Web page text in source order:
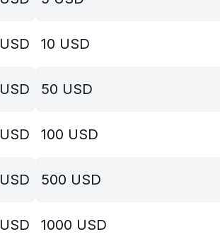
USD
USD
USD
USD
USD
10 USD
50 USD
100 USD
500 USD
1000 USD